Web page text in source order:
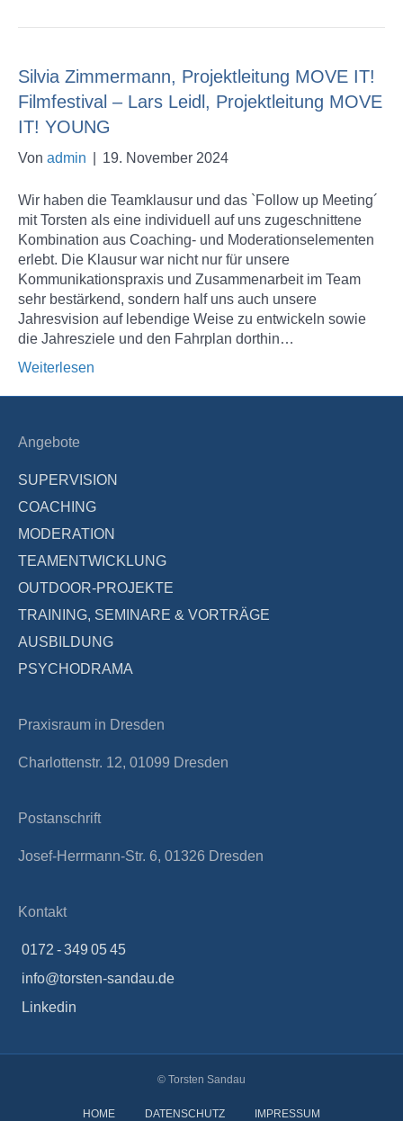
Silvia Zimmermann, Projektleitung MOVE IT!
Filmfestival – Lars Leidl, Projektleitung MOVE
IT! YOUNG
Von admin 19. November 2024
Wir haben die Teamklausur und das `Follow up Meeting´
mit Torsten als eine individuell auf uns zugeschnittene
Kombination aus Coaching- und Moderationselementen
erlebt. Die Klausur war nicht nur für unsere
Kommunikationspraxis und Zusammenarbeit im Team
sehr bestärkend, sondern half uns auch unsere
Jahresvision auf lebendige Weise zu entwickeln sowie
die Jahresziele und den Fahrplan dorthin…
Weiterlesen
Angebote
SUPERVISION
COACHING
MODERATION
TEAMENTWICKLUNG
OUTDOOR-PROJEKTE
TRAINING, SEMINARE & VORTRÄGE
AUSBILDUNG
PSYCHODRAMA
Praxisraum in Dresden
Charlottenstr. 12, 01099 Dresden
Postanschrift
Josef-Herrmann-Str. 6, 01326 Dresden
Kontakt
0172 - 349 05 45
info@torsten-sandau.de
Linkedin
© Torsten Sandau
HOME DATENSCHUTZ IMPRESSUM